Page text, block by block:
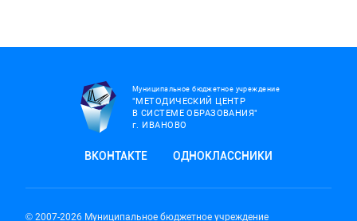
Муниципальное бюджетное учреждение
"МЕТОДИЧЕСКИЙ ЦЕНТР
В СИСТЕМЕ ОБРАЗОВАНИЯ"
г. ИВАНОВО
ВКОНТАКТЕ ОДНОКЛАССНИКИ
© 2007-2026 Муниципальное бюджетное учреждение